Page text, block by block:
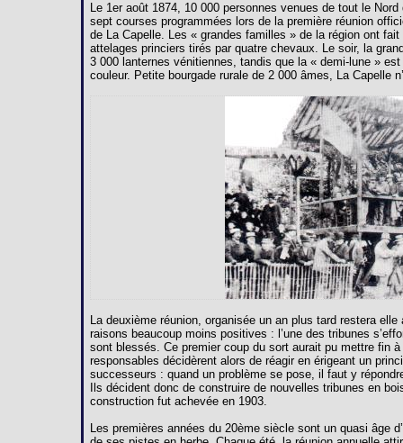
Le 1er août 1874, 10 000 personnes venues de tout le
sept courses programmées lors de la première réunion
de La Capelle. Les « grandes familles » de la région ont
attelages princiers tirés par quatre chevaux. Le soir, la
3 000 lanternes vénitiennes, tandis que la « demi-lune »
couleur. Petite bourgade rurale de 2 000 âmes, La Capelle
La deuxième réunion, organisée un an plus tard restera
raisons beaucoup moins positives : l’une des tribunes
sont blessés. Ce premier coup du sort aurait pu mettre fin à
responsables décidèrent alors de réagir en érigeant un
successeurs : quand un problème se pose, il faut y
Ils décident donc de construire de nouvelles tribunes en
construction fut achevée en 1903.
Les premières années du 20ème siècle sont un quasi âge